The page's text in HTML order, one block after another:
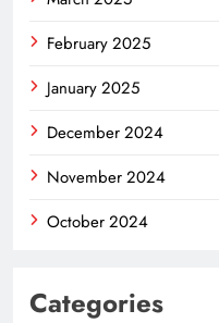
February 2025
January 2025
December 2024
November 2024
October 2024
Categories